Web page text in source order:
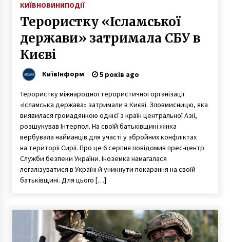
КИЇВНОВИНИПОДІЇ
Терористку «Ісламської
держави» затримала СБУ в
Києві
КиївІнформ 5 років ago
Терористку міжнародної терористичної організації
«Ісламська держава» затримали в Києві. Зловмисницю, яка
виявилася громадянкою однієї з країн центральної Азії,
розшукував Інтерпол. На своїй батьківщині жінка
вербувала найманців для участі у збройних конфліктах
на території Сирії. Про це 6 серпня повідомив прес-центр
Служби безпеки України. Іноземка намагалася
легалізуватися в Україні й уникнути покарання на своїй
батьківщині. Для цього […]